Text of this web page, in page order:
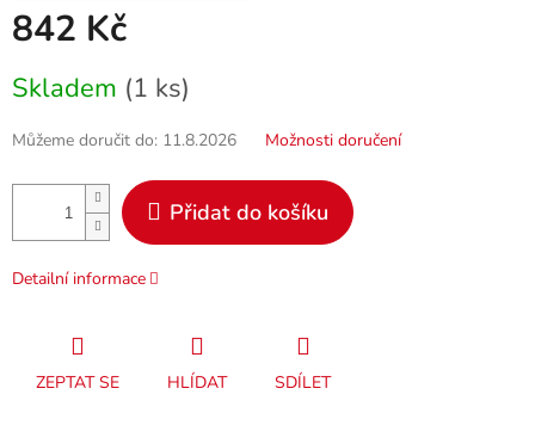
842 Kč
cena:
Skladem (1 ks)
Můžeme doručit do: 11.8.2026 Možnosti doručení
Přidat do košíku
Detailní informace
ZEPTAT SE HLÍDAT SDÍLET